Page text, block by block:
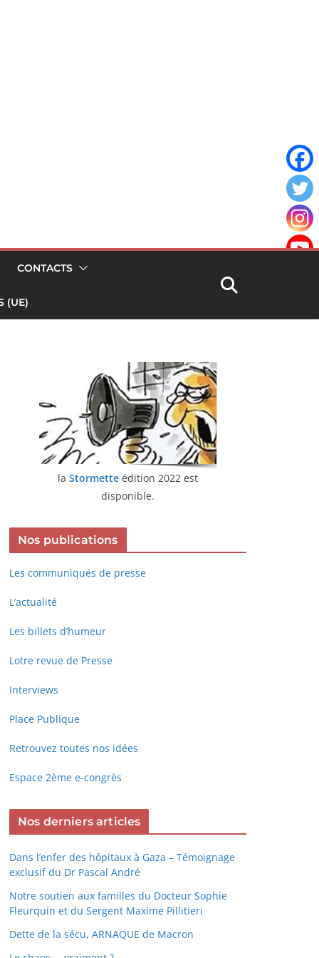
CONTACTS
(UE)
la Stormette édition 2022 est
disponible.
Nos publications
Les communiqués de presse
L’actualité
Les billets d’humeur
Lotre revue de Presse
Interviews
Place Publique
Retrouvez toutes nos idées
Espace 2ème e-congrès
Nos derniers articles
Dans l’enfer des hôpitaux à Gaza – Témoignage
exclusif du Dr Pascal André
Notre soutien aux familles du Docteur Sophie
Fleurquin et du Sergent Maxime Pillitieri
Dette de la sécu, ARNAQUE de Macron